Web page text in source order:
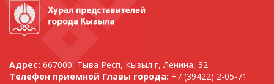
Адрес: 667000, Тыва Респ, Кызыл г, Ленина, 32
Телефон приемной Главы города: +7 (39422) 2-05-71